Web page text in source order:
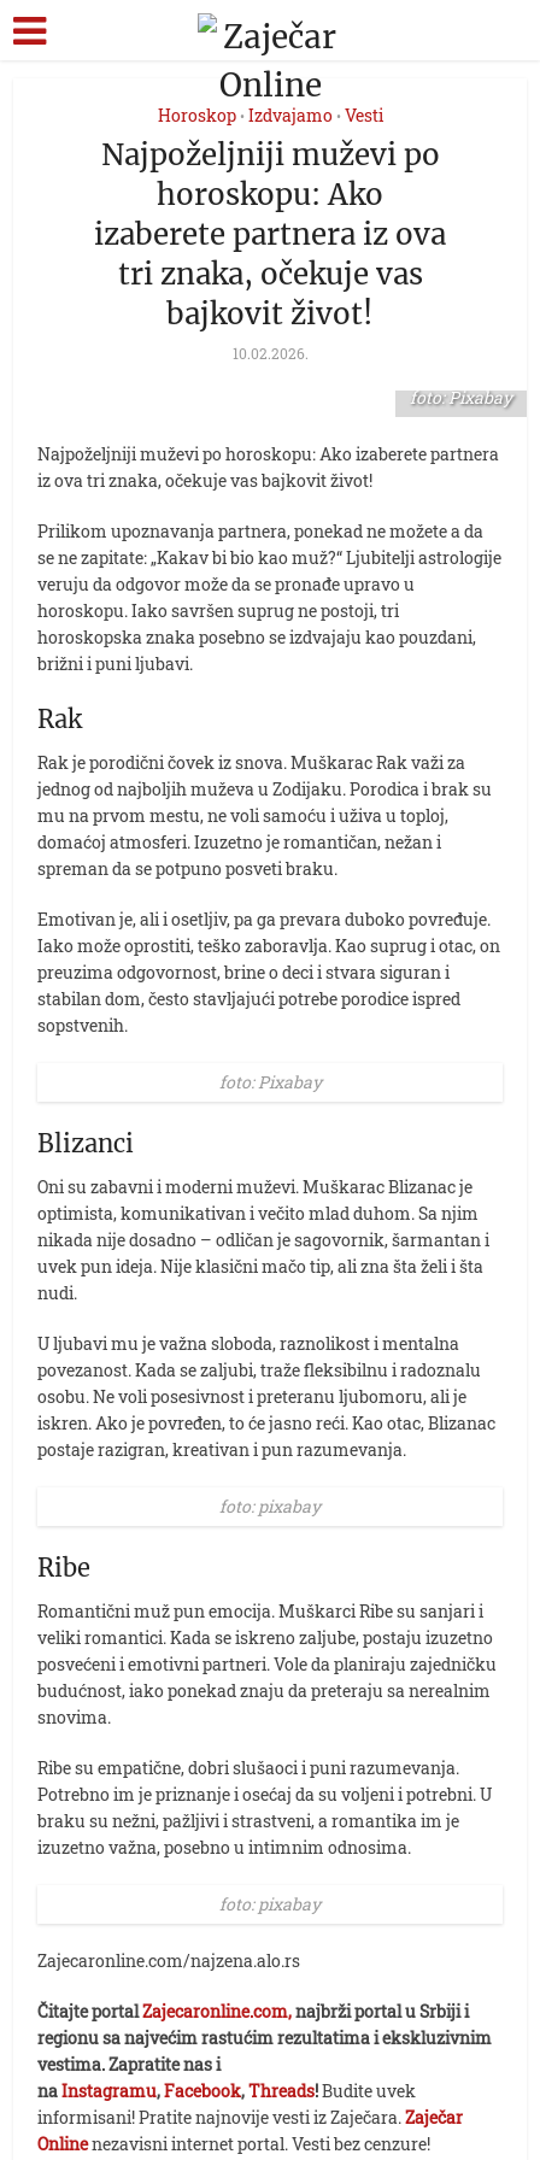
Horoskop • Izdvajamo • Vesti
Najpoželjniji muževi po
horoskopu: Ako
izaberete partnera iz ova
tri znaka, očekuje vas
bajkovit život!
10.02.2026.
foto: Pixabay
Najpoželjniji muževi po horoskopu: Ako izaberete partnera
iz ova tri znaka, očekuje vas bajkovit život!
Prilikom upoznavanja partnera, ponekad ne možete a da
se ne zapitate: „Kakav bi bio kao muž?“ Ljubitelji astrologije
veruju da odgovor može da se pronađe upravo u
horoskopu. Iako savršen suprug ne postoji, tri
horoskopska znaka posebno se izdvajaju kao pouzdani,
brižni i puni ljubavi.
Rak
Rak je porodični čovek iz snova. Muškarac Rak važi za
jednog od najboljih muževa u Zodijaku. Porodica i brak su
mu na prvom mestu, ne voli samoću i uživa u toploj,
domaćoj atmosferi. Izuzetno je romantičan, nežan i
spreman da se potpuno posveti braku.
Emotivan je, ali i osetljiv, pa ga prevara duboko povređuje.
Iako može oprostiti, teško zaboravlja. Kao suprug i otac, on
preuzima odgovornost, brine o deci i stvara siguran i
stabilan dom, često stavljajući potrebe porodice ispred
sopstvenih.
foto: Pixabay
Blizanci
Oni su zabavni i moderni muževi. Muškarac Blizanac je
optimista, komunikativan i večito mlad duhom. Sa njim
nikada nije dosadno – odličan je sagovornik, šarmantan i
uvek pun ideja. Nije klasični mačo tip, ali zna šta želi i šta
nudi.
U ljubavi mu je važna sloboda, raznolikost i mentalna
povezanost. Kada se zaljubi, traže fleksibilnu i radoznalu
osobu. Ne voli posesivnost i preteranu ljubomoru, ali je
iskren. Ako je povređen, to će jasno reći. Kao otac, Blizanac
postaje razigran, kreativan i pun razumevanja.
foto: pixabay
Ribe
Romantični muž pun emocija. Muškarci Ribe su sanjari i
veliki romantici. Kada se iskreno zaljube, postaju izuzetno
posvećeni i emotivni partneri. Vole da planiraju zajedničku
budućnost, iako ponekad znaju da preteraju sa nerealnim
snovima.
Ribe su empatične, dobri slušaoci i puni razumevanja.
Potrebno im je priznanje i osećaj da su voljeni i potrebni. U
braku su nežni, pažljivi i strastveni, a romantika im je
izuzetno važna, posebno u intimnim odnosima.
foto: pixabay
Zajecaronline.com/najzena.alo.rs
Čitajte portalZajecaronline.com,najbrži portal u Srbiji i
regionu sa najvećim rastućim rezultatima i ekskluzivnim
vestima. Zapratite nas i
naInstagramu,Facebook,Threads!Budite uvek
informisani! Pratite najnovije vesti iz Zaječara.Zaječar
Onlinenezavisni internet portal. Vesti bez cenzure!